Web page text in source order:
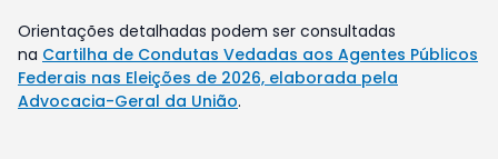
Orientações detalhadas podem ser consultadas
na Cartilha de Condutas Vedadas aos Agentes Públicos
Federais nas Eleições de 2026, elaborada pela
Advocacia-Geral da União.